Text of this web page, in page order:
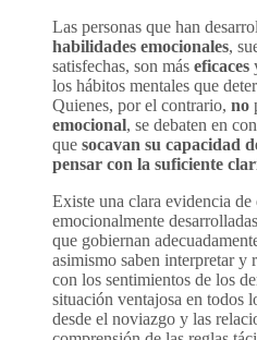
Las personas que han
habilidades emocionales,
satisfechas, son más eficaces
los hábitos mentales que
Quienes, por el contrario, no
emocional, se debaten en
que socavan su capacidad
pensar con la suficiente
Existe una clara evidencia de
emocionalmente
que gobiernan
asimismo saben interpretar y
con los sentimientos de los
situación ventajosa en todos
desde el noviazgo y las